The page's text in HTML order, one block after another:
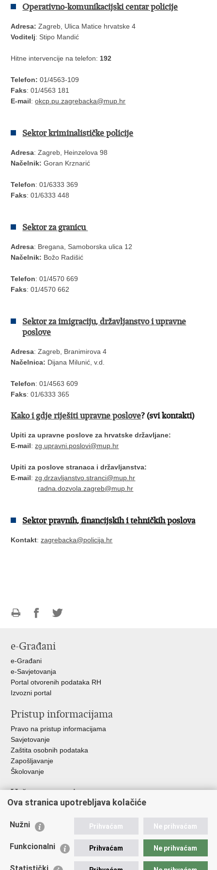
Operativno-komunikacijski centar policije
Adresa:Zagreb, Ulica Matice hrvatske 4
Voditelj: Stipo Mandić
Hitne intervencije na telefon: 192
Telefon:01/4563-109
Faks: 01/4563 181
E-mail:okcp.pu.zagrebacka@mup.hr
Sektor kriminalističke policije
Adresa: Zagreb, Heinzelova 98
Načelnik:Goran Krznarić
Telefon: 01/6333 369
Faks: 01/6333 448
Sektor za granicu
Adresa: Bregana, Samoborska ulica 12
Načelnik: Božo Radišić
Telefon: 01/4570 669
Faks: 01/4570 662
Sektor za imigraciju, državljanstvo i upravne
poslove
Adresa: Zagreb, Branimirova 4
Načelnica: Dijana Milunić, v.d.
Telefon: 01/4563 609
Faks: 01/6333 365
Kako i gdje riješiti upravne poslove? (svi kontakti)
Upiti za upravne poslove za hrvatske državljane:
E-mail:zg.upravni.poslovi@mup.hr
Upiti za poslove stranaca i državljanstva:
E-mail:zg.drzavljanstvo.stranci@mup.hr
radna.dozvola.zagreb@mup.hr
Sektor pravnih, financijskih i tehničkih poslova
Kontakt:zagrebacka@policija.hr
FacebookuTwitteru
e-Građani
e-Građani
e-Savjetovanja
Portal otvorenih podataka RH
Izvozni portal
Pristup informacijama
Pravo na pristup informacijama
Savjetovanje
Zaštita osobnih podataka
Zapošljavanje
Školovanje
Važne poveznice
Ministarstvo unutarnjih poslova
Udruge
Policijska akademija
Ova stranica upotrebljava kolačiće
Nužni Prihvaćam Ne prihvaćam
Funkcionalni Prihvaćam Ne prihvaćam